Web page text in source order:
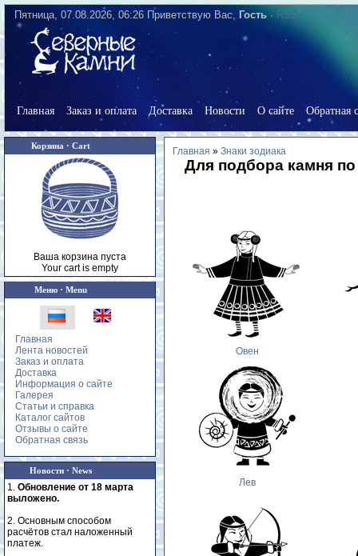
Пятница, 07.08.2026, 06:26 Приветствую Вас, Гость· RSS
Главная Заказ и оплата Доставка Новости О сайте Обратная
Корзина · Cart
Ваша корзина пуста
Your cart is empty
Меню · Menu
Главная
Лента новостей
Заказ и оплата
Доставка
Информация о сайте
Галерея
Статьи и справка
Каталог сайтов
Отзывы о сайте
Обратная связь
Новости · News
1. Обновление от 18 марта
выложено.
2. Основным способом
расчётов стал наложенный
платеж.
Главная » Знаки зодиака
Для подбора камня по
Овен
Лев